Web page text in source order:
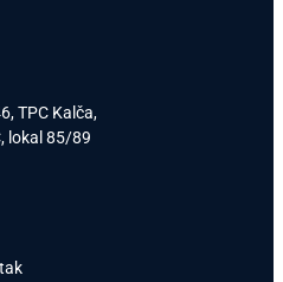
TPC Kalča,
lokal 85/89